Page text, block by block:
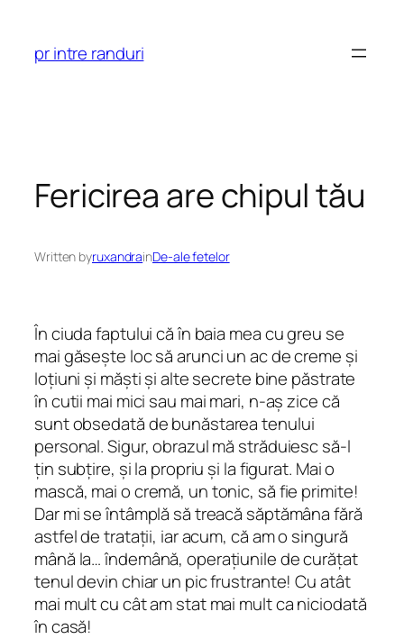
content
pr intre randuri
Fericirea are chipul tău
Written byruxandrainDe-ale fetelor
În ciuda faptului că în baia mea cu greu se
mai găsește loc să arunci un ac de creme și
loțiuni și măști și alte secrete bine păstrate
în cutii mai mici sau mai mari, n-aș zice că
sunt obsedată de bunăstarea tenului
personal. Sigur, obrazul mă străduiesc să-l
țin subțire, și la propriu și la figurat. Mai o
mască, mai o cremă, un tonic, să fie primite!
Dar mi se întâmplă să treacă săptămâna fără
astfel de tratații, iar acum, că am o singură
mână la… îndemână, operațiunile de curățat
tenul devin chiar un pic frustrante! Cu atât
mai mult cu cât am stat mai mult ca niciodată
în casă!